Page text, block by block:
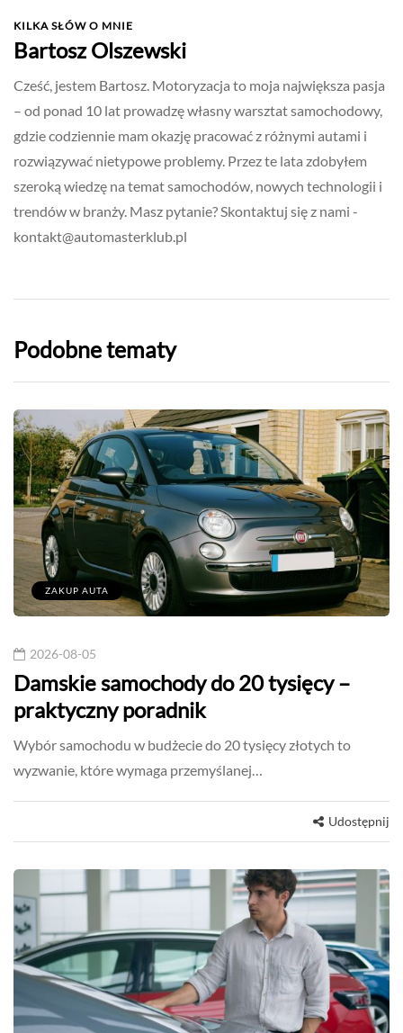
KILKA SŁÓW O MNIE
Bartosz Olszewski
Cześć, jestem Bartosz. Motoryzacja to moja największa pasja
– od ponad 10 lat prowadzę własny warsztat samochodowy,
gdzie codziennie mam okazję pracować z różnymi autami i
rozwiązywać nietypowe problemy. Przez te lata zdobyłem
szeroką wiedzę na temat samochodów, nowych technologii i
trendów w branży. Masz pytanie? Skontaktuj się z nami -
kontakt@automasterklub.pl
Podobne tematy
ZAKUP AUTA
2026-08-05
Damskie samochody do 20 tysięcy –
praktyczny poradnik
Wybór samochodu w budżecie do 20 tysięcy złotych to
wyzwanie, które wymaga przemyślanej…
Udostępnij